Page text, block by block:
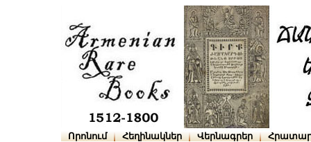
Որոնում Հեղինակներ Վերնագրեր